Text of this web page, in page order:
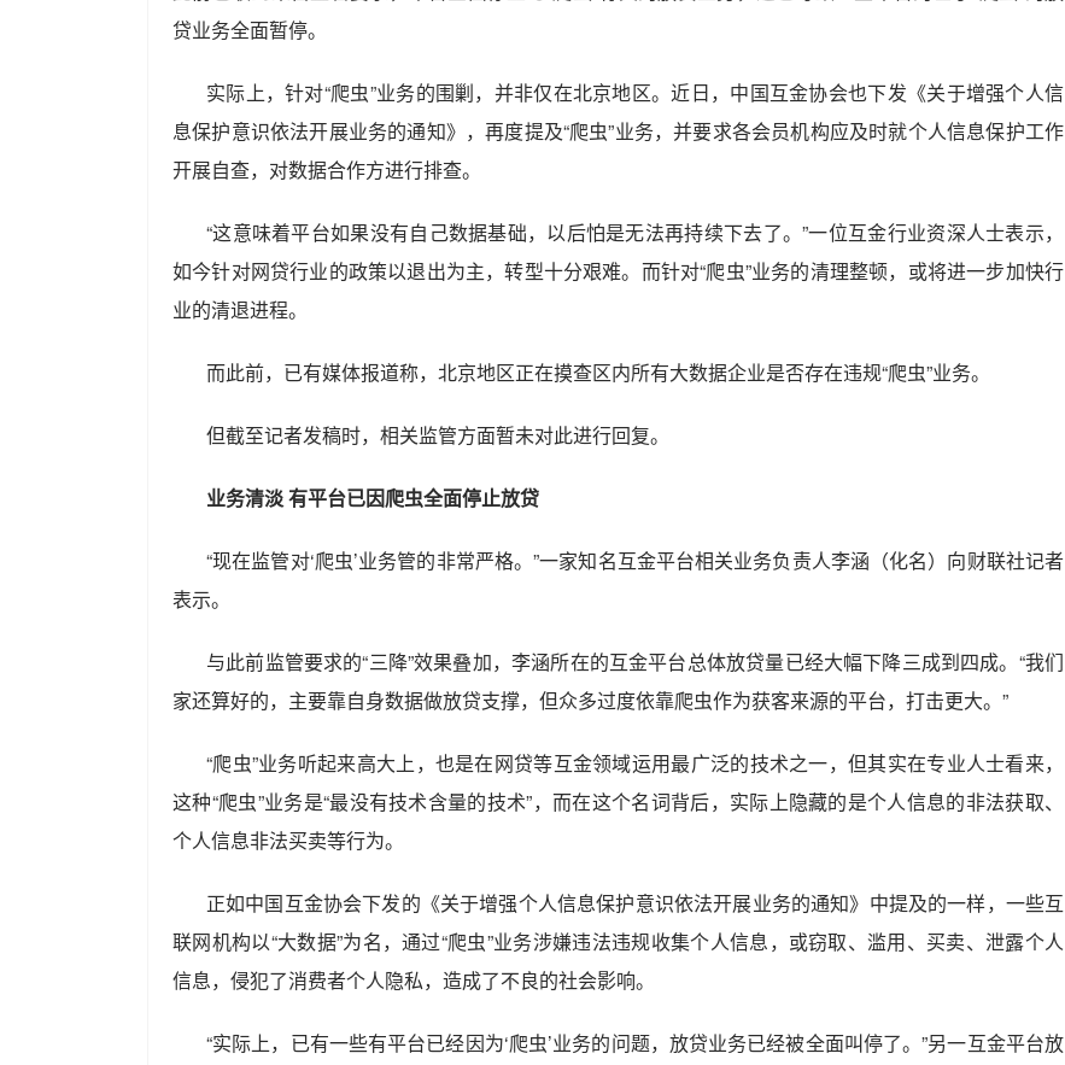
贷业务全面暂停。
实际上，针对“爬虫”业务的围剿，并非仅在北京地区。近日，中国互金协会也下发《关于增强个人信
息保护意识依法开展业务的通知》，再度提及“爬虫”业务，并要求各会员机构应及时就个人信息保护工作
开展自查，对数据合作方进行排查。
“这意味着平台如果没有自己数据基础，以后怕是无法再持续下去了。”一位互金行业资深人士表示，
如今针对网贷行业的政策以退出为主，转型十分艰难。而针对“爬虫”业务的清理整顿，或将进一步加快行
业的清退进程。
而此前，已有媒体报道称，北京地区正在摸查区内所有大数据企业是否存在违规“爬虫”业务。
但截至记者发稿时，相关监管方面暂未对此进行回复。
业务清淡 有平台已因爬虫全面停止放贷
“现在监管对‘爬虫’业务管的非常严格。”一家知名互金平台相关业务负责人李涵（化名）向财联社记者
表示。
与此前监管要求的“三降”效果叠加，李涵所在的互金平台总体放贷量已经大幅下降三成到四成。“我们
家还算好的，主要靠自身数据做放贷支撑，但众多过度依靠爬虫作为获客来源的平台，打击更大。”
“爬虫”业务听起来高大上，也是在网贷等互金领域运用最广泛的技术之一，但其实在专业人士看来，
这种“爬虫”业务是“最没有技术含量的技术”，而在这个名词背后，实际上隐藏的是个人信息的非法获取、
个人信息非法买卖等行为。
正如中国互金协会下发的《关于增强个人信息保护意识依法开展业务的通知》中提及的一样，一些互
联网机构以“大数据”为名，通过“爬虫”业务涉嫌违法违规收集个人信息，或窃取、滥用、买卖、泄露个人
信息，侵犯了消费者个人隐私，造成了不良的社会影响。
“实际上，已有一些有平台已经因为‘爬虫’业务的问题，放贷业务已经被全面叫停了。”另一互金平台放